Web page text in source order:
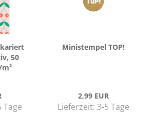
50
Tage
Mi­ni­s­tem­pel TOP!
2,99 EUR
Lieferzeit: 3-5 Tage